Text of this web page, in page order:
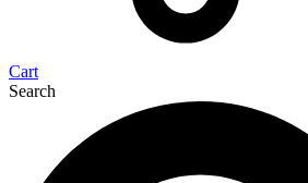
Cart
Search